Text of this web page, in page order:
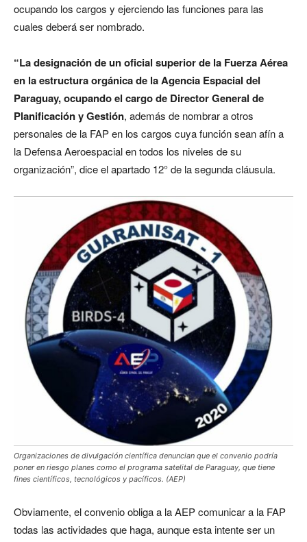
ocupando los cargos y ejerciendo las funciones para las
cuales deberá ser nombrado.
“La designación de un oficial superior de la Fuerza Aérea
en la estructura orgánica de la Agencia Espacial del
Paraguay, ocupando el cargo de Director General de
Planificación y Gestión, además de nombrar a otros
personales de la FAP en los cargos cuya función sean afín a
la Defensa Aeroespacial en todos los niveles de su
organización”, dice el apartado 12° de la segunda cláusula.
Organizaciones de divulgación científica denuncian que el convenio podría
poner en riesgo planes como el programa satelital de Paraguay, que tiene
fines científicos, tecnológicos y pacíficos. (AEP)
Obviamente, el convenio obliga a la AEP comunicar a la FAP
todas las actividades que haga, aunque esta intente ser un